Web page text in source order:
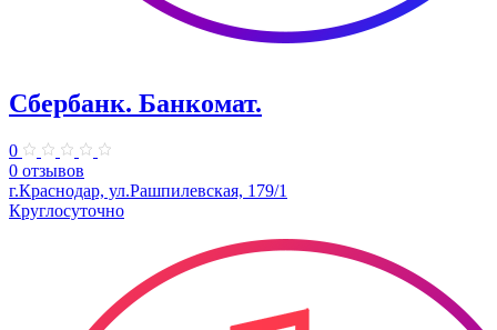
Сбербанк. Банкомат.
0
0 отзывов
г.Краснодар, ул.Рашпилевская, 179/1
Круглосуточно